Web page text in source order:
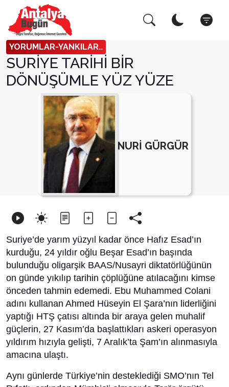
YORUMLAR-YANKILAR..
SURİYE TARİHİ BİR
DÖNÜŞÜMLE YÜZ YÜZE
NURİ GÜRGÜR
Suriye’de yarım yüzyıl kadar önce Hafız Esad’ın
kurduğu, 24 yıldır oğlu Beşar Esad’ın başında
bulunduğu oligarşik BAAS/Nusayri diktatörlüğünün
on günde yıkılıp tarihin çöplüğüne atılacağını kimse
önceden tahmin edemedi. Ebu Muhammed Colani
adını kullanan Ahmed Hüseyin El Şara’nın liderliğini
yaptığı HTŞ çatısı altında bir araya gelen muhalif
güçlerin, 27 Kasım’da başlattıkları askeri operasyon
yıldırım hızıyla gelişti, 7 Aralık’ta Şam’ın alınmasıyla
amacına ulaştı.
Aynı günlerde Türkiye’nin desteklediği SMO’nın Tel
Arama Yap! Kapat